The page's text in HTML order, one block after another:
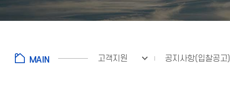
고객지원 공지사항(입찰공고)